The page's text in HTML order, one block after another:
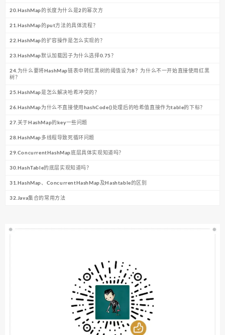
20.HashMap的长度为什么是2的幂次方
21.HashMap的put方法的具体流程？
22.HashMap的扩容操作是怎么实现的？
23.HashMap默认加载因子为什么选择0.75？
24.为什么要将HashMap链表中转红黑树的阈值设为8？为什么不一开始直接使用红黑
树？
25.HashMap是怎么解决哈希冲突的？
26.HashMap为什么不直接使用hashCode()处理后的哈希值直接作为table的下标？
27.关于HashMap的key一些问题
28.HashMap多线程导致死循环问题
29.ConcurrentHashMap底层具体实现知道吗？
30.HashTable的底层实现知道吗？
31.HashMap、ConcurrentHashMap及Hashtable的区别
32.Java集合的常用方法